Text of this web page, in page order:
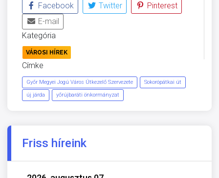
Facebook
Twitter
Pinterest
E-mail
Kategória
VÁROSI HÍREK
Címke
Győr Megyei Jogú Város Útkezelő Szervezete
Sokorópátkai út
új járda
yőrújbaráti önkormányzat
Friss híreink